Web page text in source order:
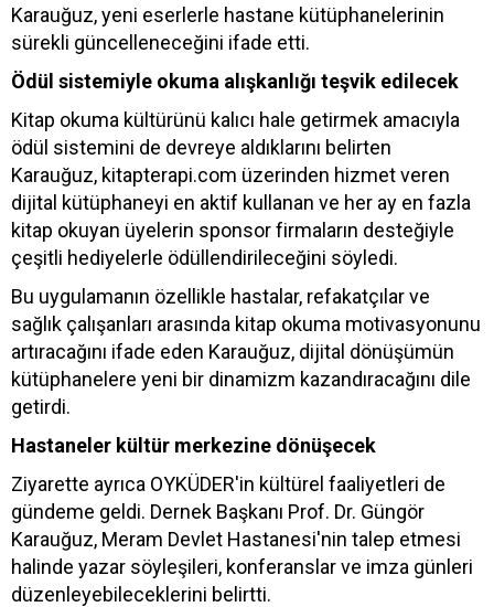
Karauğuz, yeni eserlerle hastane kütüphanelerinin
sürekli güncelleneceğini ifade etti.
Ödül sistemiyle okuma alışkanlığı teşvik edilecek
Kitap okuma kültürünü kalıcı hale getirmek amacıyla
ödül sistemini de devreye aldıklarını belirten
Karauğuz, kitapterapi.com üzerinden hizmet veren
dijital kütüphaneyi en aktif kullanan ve her ay en fazla
kitap okuyan üyelerin sponsor firmaların desteğiyle
çeşitli hediyelerle ödüllendirileceğini söyledi.
Bu uygulamanın özellikle hastalar, refakatçılar ve
sağlık çalışanları arasında kitap okuma motivasyonunu
artıracağını ifade eden Karauğuz, dijital dönüşümün
kütüphanelere yeni bir dinamizm kazandıracağını dile
getirdi.
Hastaneler kültür merkezine dönüşecek
Ziyarette ayrıca OYKÜDER'in kültürel faaliyetleri de
gündeme geldi. Dernek Başkanı Prof. Dr. Güngör
Karauğuz, Meram Devlet Hastanesi'nin talep etmesi
halinde yazar söyleşileri, konferanslar ve imza günleri
düzenleyebileceklerini belirtti.